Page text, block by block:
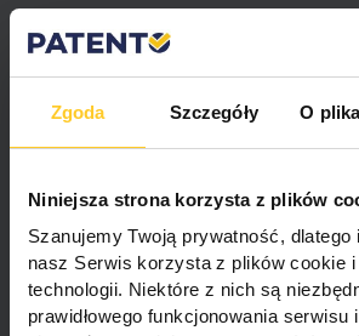
Zgoda Szczegóły O
Niniejsza strona korzysta z plików
Szanujemy Twoją prywatność, dlatego
nasz Serwis korzysta z plików cookie i
technologii. Niektóre z nich są
prawidłowego funkcjonowania
Kliknij poniższy link, aby
Zgody
v. 1.0